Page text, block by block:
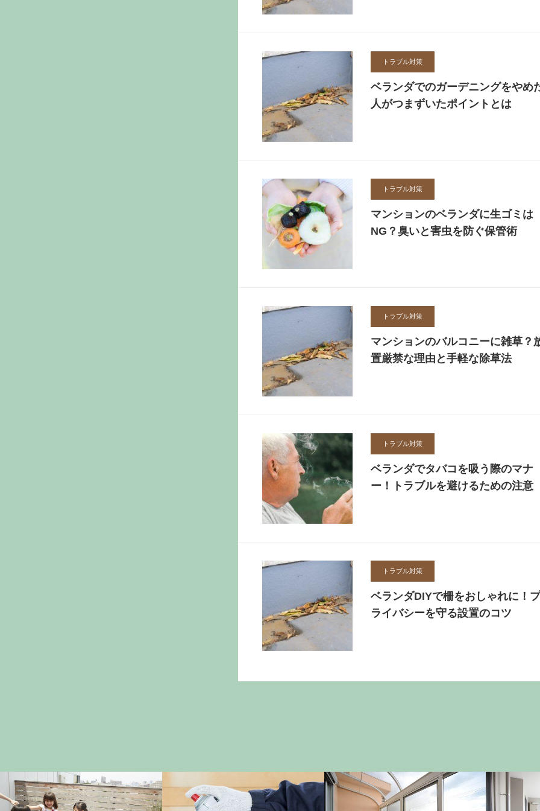
トラブル対策
ベランダでのガーデニングをやめ
人がつまずいたポイントとは
トラブル対策
マンションのベランダに生ゴミは
NG？臭いと害虫を防ぐ保管術
トラブル対策
マンションのバルコニーに雑草？
置厳禁な理由と手軽な除草法
トラブル対策
ベランダでタバコを吸う際のマナ
ー！トラブルを避けるための注意
トラブル対策
ベランダDIYで柵をおしゃれに！プ
ライバシーを守る設置のコツ